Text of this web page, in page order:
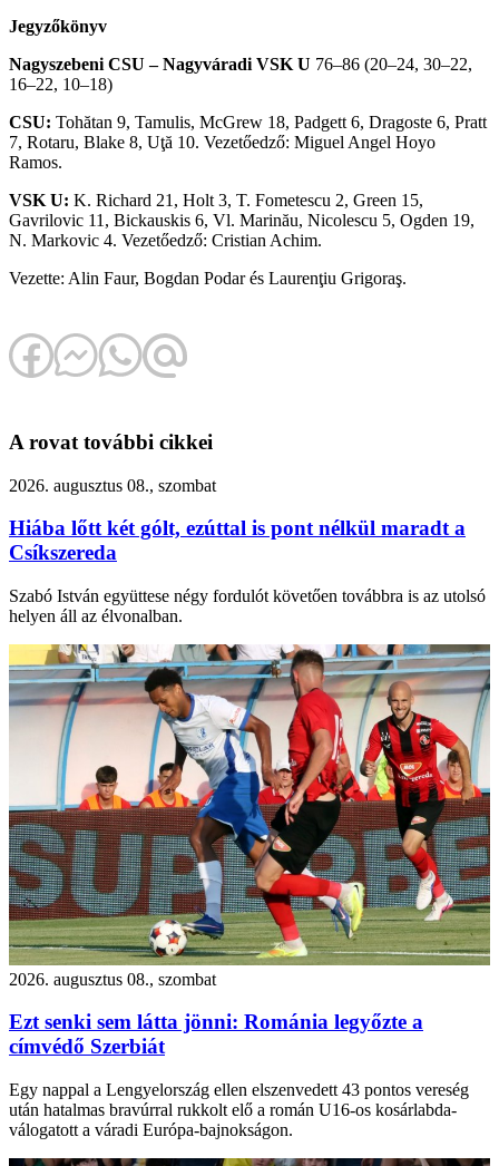
Jegyzőkönyv
Nagyszebeni CSU – Nagyváradi VSK U 76–86 (20–24, 30–22,
16–22, 10–18)
CSU: Tohătan 9, Tamulis, McGrew 18, Padgett 6, Dragoste 6, Pratt
7, Rotaru, Blake 8, Uţă 10. Vezetőedző: Miguel Angel Hoyo
Ramos.
VSK U: K. Richard 21, Holt 3, T. Fometescu 2, Green 15,
Gavrilovic 11, Bickauskis 6, Vl. Marinău, Nicolescu 5, Ogden 19,
N. Markovic 4. Vezetőedző: Cristian Achim.
Vezette: Alin Faur, Bogdan Podar és Laurenţiu Grigoraş.
A rovat további cikkei
2026. augusztus 08., szombat
Hiába lőtt két gólt, ezúttal is pont nélkül maradt a
Csíkszereda
Szabó István együttese négy fordulót követően továbbra is az utolsó
helyen áll az élvonalban.
2026. augusztus 08., szombat
Ezt senki sem látta jönni: Románia legyőzte a
címvédő Szerbiát
Egy nappal a Lengyelország ellen elszenvedett 43 pontos vereség
után hatalmas bravúrral rukkolt elő a román U16-os kosárlabda-
válogatott a váradi Európa-bajnokságon.